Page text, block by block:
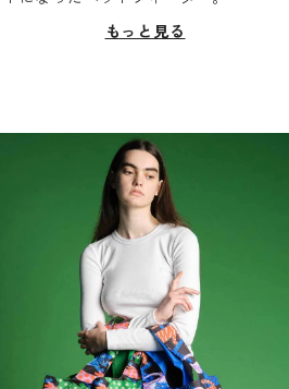
もっと見る